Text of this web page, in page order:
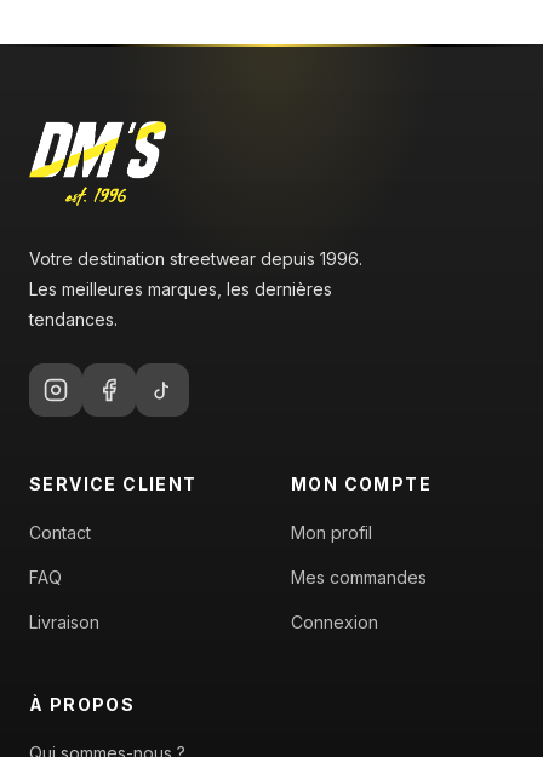
Votre destination streetwear depuis 1996.
Les meilleures marques, les dernières
tendances.
SERVICE CLIENT
Contact
FAQ
Livraison
MON COMPTE
Mon profil
Mes commandes
Connexion
À PROPOS
Qui sommes-nous ?